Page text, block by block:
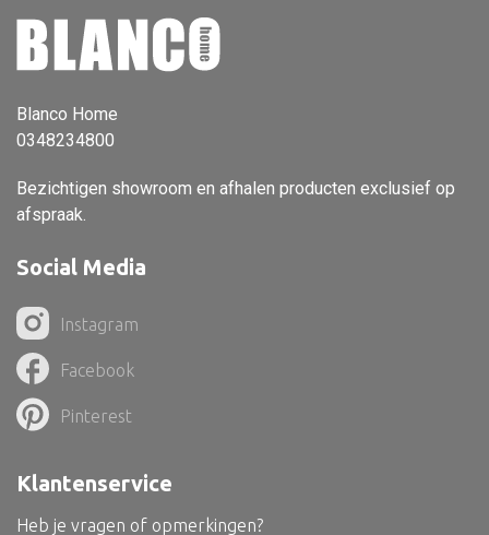
Alle deco
Kandelaar
Pilaar
Dienblad
Mand
Roomdevider
Blanco Home
0348234800
Bezichtigen showroom en afhalen producten exclusief op
afspraak.
Social Media
Instagram
Facebook
Pinterest
Klantenservice
Heb je vragen of opmerkingen?